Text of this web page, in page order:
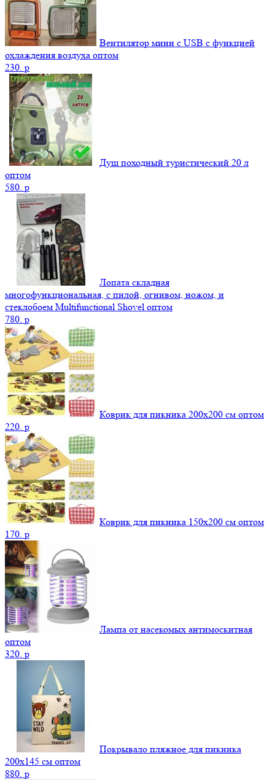
Вентилятор мини с USB с функцией
охлаждения воздуха оптом
230. p
Душ походный туристический 20 л
оптом
580. p
Лопата складная
многофункциональная, с пилой, огнивом, ножом, и
стеклобоем Multifunctional Shovel оптом
780. p
Коврик для пикника 200х200 см оптом
220. p
Коврик для пикника 150х200 см оптом
170. p
Лампа от насекомых антимоскитная
оптом
320. p
Покрывало пляжное для пикника
200х145 см оптом
880. p